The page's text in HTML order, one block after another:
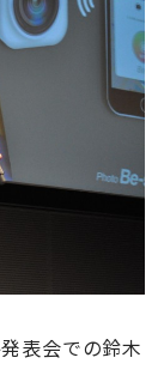
表会での鈴木